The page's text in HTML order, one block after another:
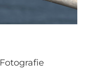
Fotografie